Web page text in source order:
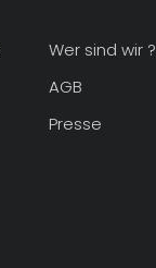
Wer sind wir ?
AGB
Presse